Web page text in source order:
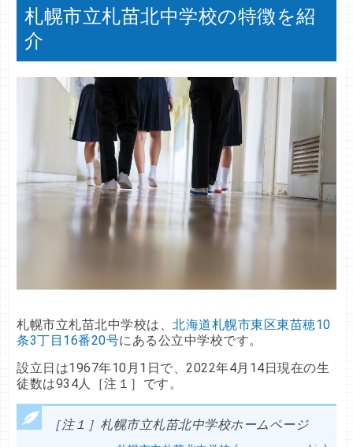
札幌市立札苗北中学校の特徴を紹
介
札幌市立札苗北中学校は、北海道札幌市東区東苗穂10
条3丁目16番20号にある公立中学校です。
設立日は1967年10月1日で、2022年4月14日現在の生
徒数は934人［注１］です。
［注１］札幌市立札苗北中学校ホームページ